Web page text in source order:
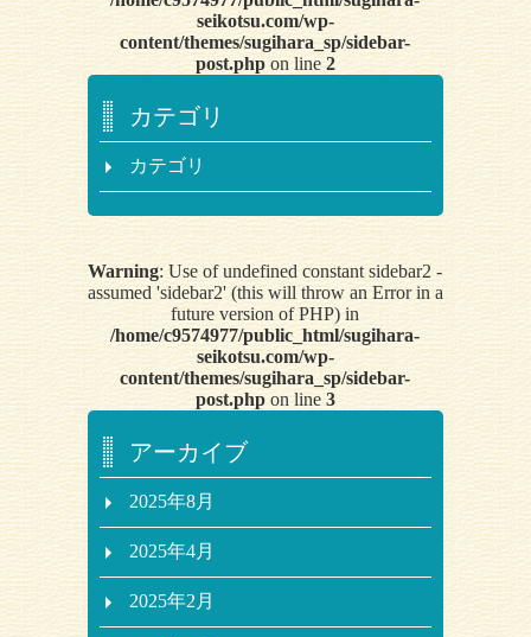
seikotsu.com/wp-
content/themes/sugihara_sp/sidebar-
post.phpon line2
カテゴリ
カテゴリ
Warning: Use of undefined constant sidebar2 -
assumed 'sidebar2' (this will throw an Error in a
future version of PHP) in
/home/c9574977/public_html/sugihara-
seikotsu.com/wp-
content/themes/sugihara_sp/sidebar-
post.phpon line3
アーカイブ
2025年8月
2025年4月
2025年2月